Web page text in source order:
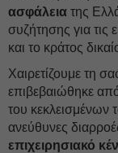
ασφάλεια της
συζήτησης για τις
και το κράτος
Χαιρετίζουμε τη
επιβεβαιώθηκε
του κεκλεισμένων
ανεύθυνες
επιχειρησιακό